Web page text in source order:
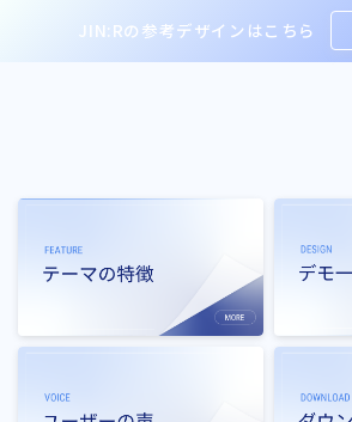
JIN:Rの参考デザインはこちら